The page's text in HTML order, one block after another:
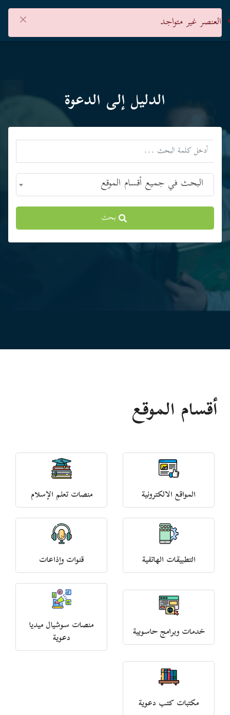
العنصر غير متواجد ×
الدليل إلى الدعوة
البحث في جميع أقسام الموقع
بحث
أقسام الموقع
المواقع الالكترونية منصات تعلم الإسلام
التطبيقات الهاتفية قنوات وإذاعات
خدمات وبرامج حاسوبية
منصات سوشيال ميديا
دعوية
مكتبات كتب دعوية